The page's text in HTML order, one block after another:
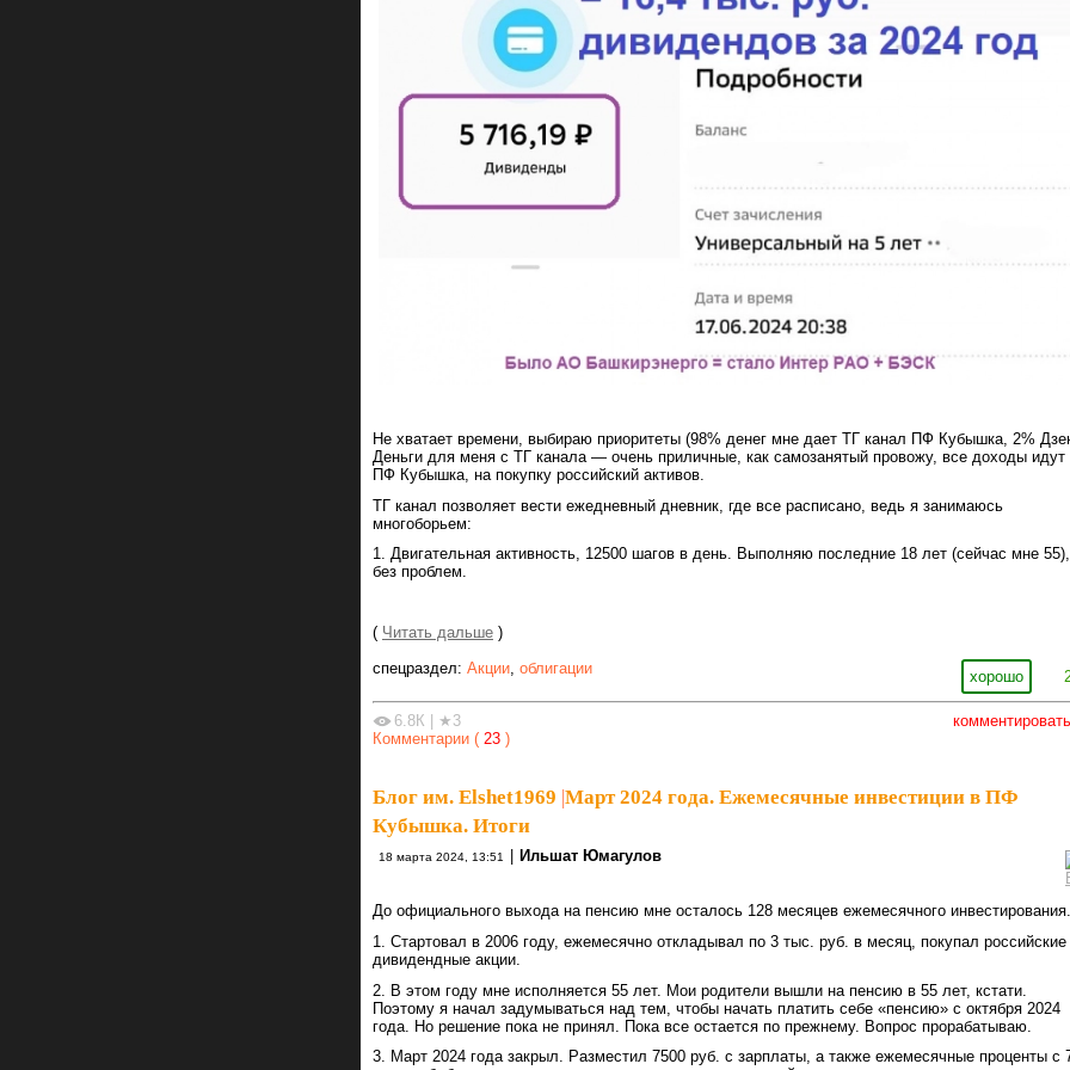
Не хватает времени, выбираю приоритеты (98% денег мне дает ТГ канал ПФ Кубышка, 2%
Деньги для меня с ТГ канала — очень приличные, как самозанятый провожу, все доходы идут
ПФ Кубышка, на покупку российский активов.
ТГ канал позволяет вести ежедневный дневник, где все расписано, ведь я занимаюсь
многоборьем:
1. Двигательная активность, 12500 шагов в день. Выполняю последние 18 лет (сейчас мне 55),
без проблем.
( Читать дальше )
хорошо
спецраздел: Акции облигации
комментировать
6.8К
★3
Комментарии ( 23 )
Блог им. Elshet1969 |Март 2024 года. Ежемесячные инвестиции в ПФ
Кубышка. Итоги
18 марта 2024, 13:51 Ильшат Юмагулов
До официального выхода на пенсию мне осталось 128 месяцев ежемесячного инвестирования.
1. Стартовал в 2006 году, ежемесячно откладывал по 3 тыс. руб. в месяц, покупал российские
дивидендные акции.
2. В этом году мне исполняется 55 лет. Мои родители вышли на пенсию в 55 лет, кстати.
Поэтому я начал задумываться над тем, чтобы начать платить себе «пенсию» с октября 2024
года. Но решение пока не принял. Пока все остается по прежнему. Вопрос прорабатываю.
3. Март 2024 года закрыл. Разместил 7500 руб. с зарплаты, а также ежемесячные проценты с